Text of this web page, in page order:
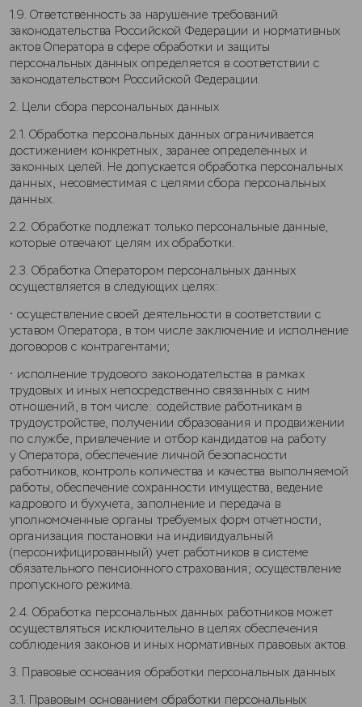
1.9. Ответственность за нарушение требований
законодательства Российской Федерации и нормативных
актов Оператора в сфере обработки и защиты
персональных данных определяется в соответствии с
законодательством Российской Федерации.
2. Цели сбора персональных данных
2.1. Обработка персональных данных ограничивается
достижением конкретных, заранее определенных и
законных целей. Не допускается обработка персональных
данных, несовместимая с целями сбора персональных
данных.
2.2. Обработке подлежат только персональные данные,
которые отвечают целям их обработки.
2.3. Обработка Оператором персональных данных
осуществляется в следующих целях:
• осуществление своей деятельности в соответствии с
уставом Оператора, в том числе заключение и исполнение
договоров с контрагентами;
• исполнение трудового законодательства в рамках
трудовых и иных непосредственно связанных с ним
отношений, в том числе: содействие работникам в
трудоустройстве, получении образования и продвижении
по службе, привлечение и отбор кандидатов на работу
у Оператора, обеспечение личной безопасности
работников, контроль количества и качества выполняемой
работы, обеспечение сохранности имущества, ведение
кадрового и бухучета, заполнение и передача в
уполномоченные органы требуемых форм отчетности,
организация постановки на индивидуальный
(персонифицированный) учет работников в системе
обязательного пенсионного страхования; осуществление
пропускного режима.
2.4. Обработка персональных данных работников может
осуществляться исключительно в целях обеспечения
соблюдения законов и иных нормативных правовых актов.
3. Правовые основания обработки персональных данных
3.1. Правовым основанием обработки персональных